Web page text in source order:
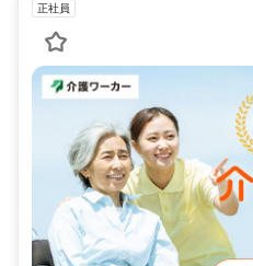
正社員